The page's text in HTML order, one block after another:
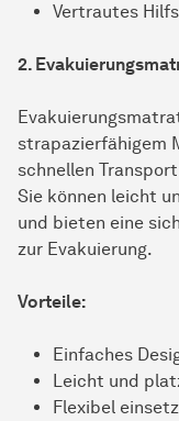
Vertrautes
2.
strapazierfähigem
schnellen
Sie können leicht
und bieten eine
zur Evakuierung.
Vorteile:
Einfaches
Leicht und
Flexibel